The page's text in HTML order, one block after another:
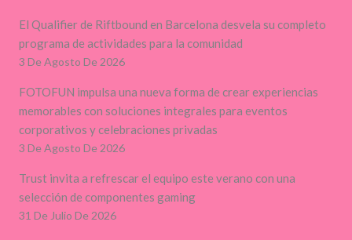
El Qualifier de Riftbound en Barcelona desvela su completo
programa de actividades para la comunidad
3 De Agosto De 2026
FOTOFUN impulsa una nueva forma de crear experiencias
memorables con soluciones integrales para eventos
corporativos y celebraciones privadas
3 De Agosto De 2026
Trust invita a refrescar el equipo este verano con una
selección de componentes gaming
31 De Julio De 2026